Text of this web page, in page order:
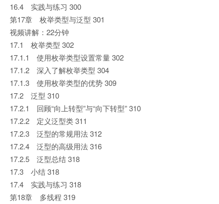
16.4 实践与练习 300
第17章 枚举类型与泛型 301
视频讲解：22分钟
17.1 枚举类型 302
17.1.1 使用枚举类型设置常量 302
17.1.2 深入了解枚举类型 304
17.1.3 使用枚举类型的优势 309
17.2 泛型 310
17.2.1 回顾“向上转型”与“向下转型” 310
17.2.2 定义泛型类 311
17.2.3 泛型的常规用法 312
17.2.4 泛型的高级用法 316
17.2.5 泛型总结 318
17.3 小结 318
17.4 实践与练习 318
第18章 多线程 319